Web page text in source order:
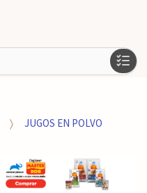
JUGOS EN POLVO